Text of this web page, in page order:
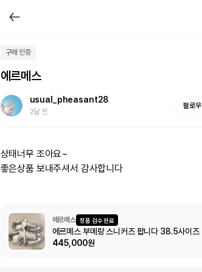
구매 인증
에르메스
usual_pheasant28
2달 전
팔로우
상태너무 조아요~
좋은상품 보내주셔서 감사합니다
에르메스 정품 검수 완료
에르메스 부메랑 스니커즈 팝니다 38.5사이즈
445,000원